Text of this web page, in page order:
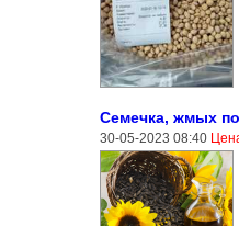
Семечка, жмых
30-05-2023 08:40